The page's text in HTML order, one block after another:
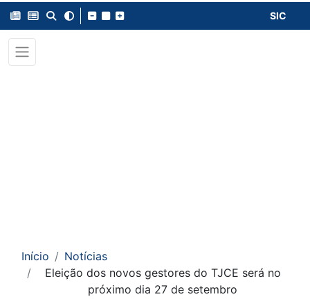
SIC
Início
Notícias
Eleição dos novos gestores do TJCE será no
próximo dia 27 de setembro